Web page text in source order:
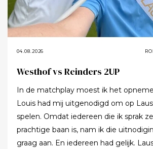
04.08.2026
Westhof vs Reinders 2UP
In de matchplay moest ik het
Louis had mij uitgenodigd om op
spelen. Omdat iedereen die ik sprak
prachtige baan is, nam ik die
graag aan. En iedereen had gelijk.